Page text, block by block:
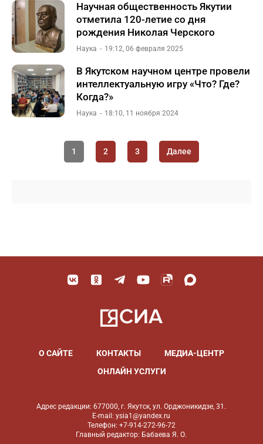
Научная общественность Якутии
отметила 120-летие со дня
рождения Николая Черского
Наука 19:12, 06 февраля 2025
В Якутском научном центре провели
интеллектуальную игру «Что? Где?
Когда?»
Наука 18:10, 11 ноября 2024
1 2 3 Далее
О САЙТЕ КОНТАКТЫ
МЕДИА-ЦЕНТР
ОНЛАЙН УСЛУГИ
Адрес редакции: 677000, г. Якутск, ул. Орджоникидзе, 31.
E-mail: ysia1@yandex.ru
Телефон: +7-914-272-96-72
Главный редактор: Бабаева Я. О.